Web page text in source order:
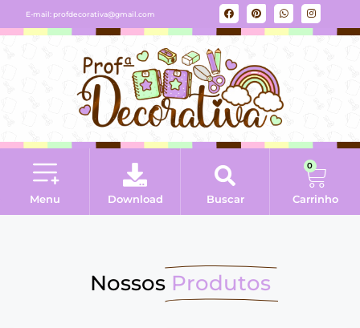
E-mail: profdecorativa@gmail.com
Menu Download Buscar
0
Carrinho
Nossos Produtos